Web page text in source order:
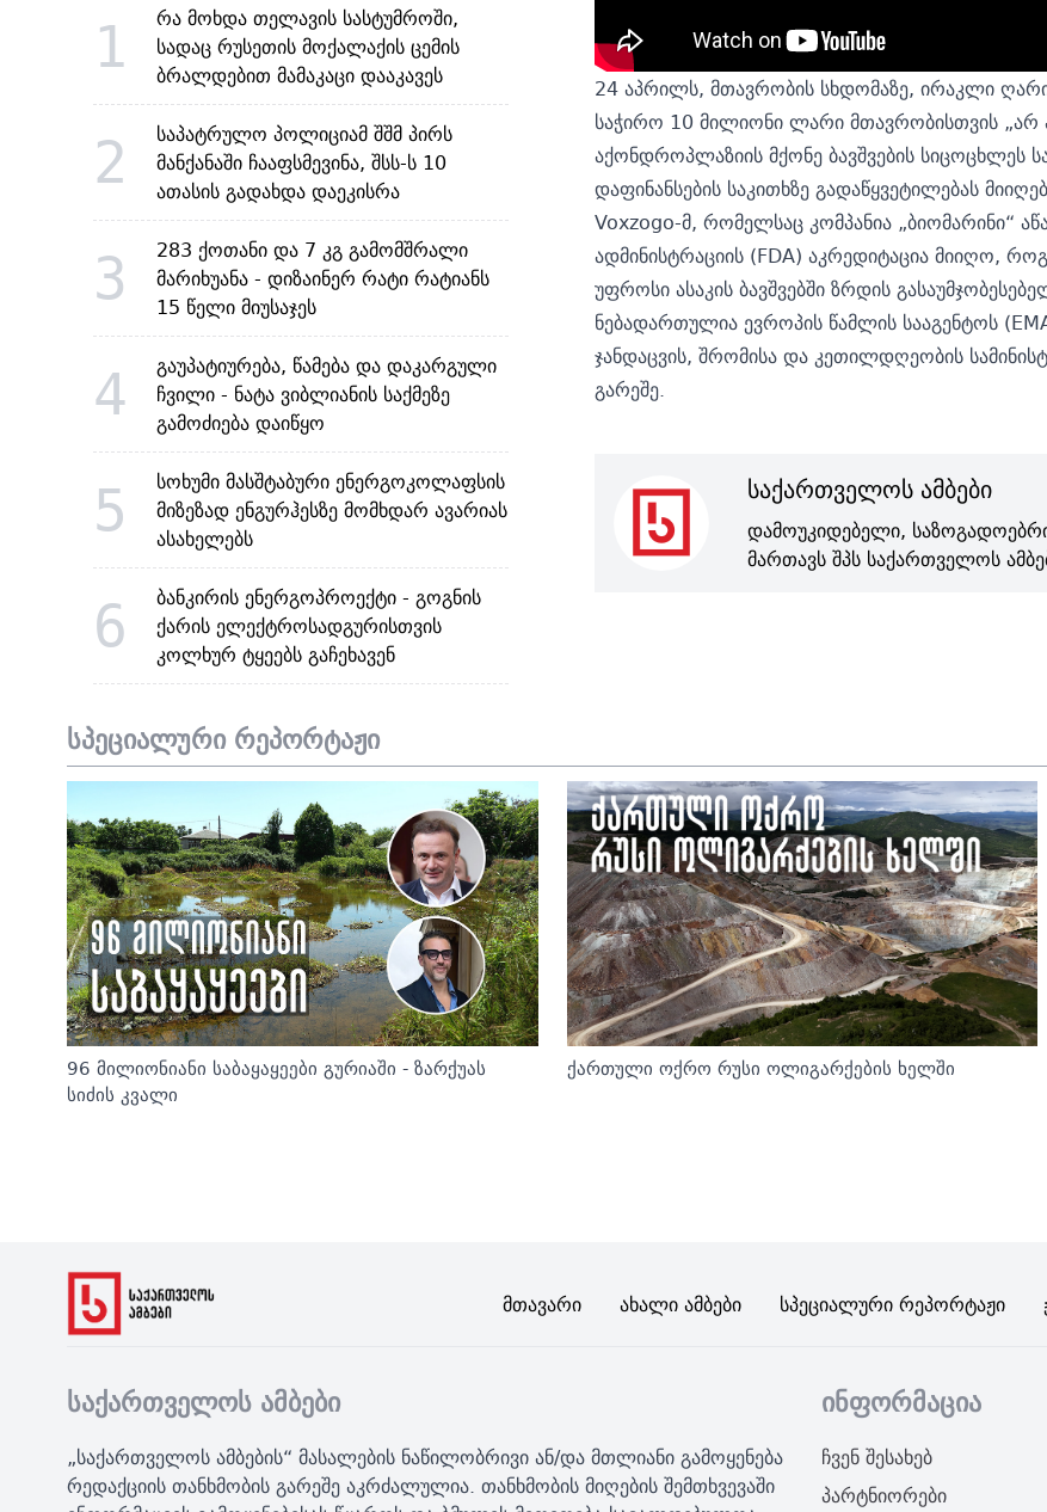
1
რა მოხდა თელავის სასტუმროში,
სადაც რუსეთის მოქალაქის ცემის
ბრალდებით მამაკაცი დააკავეს
2
საპატრულო პოლიციამ შშმ პირს
მანქანაში ჩააფსმევინა, შსს-ს 10
ათასის გადახდა დაეკისრა
3
283 ქოთანი და 7 კგ გამომშრალი
მარიხუანა - დიზაინერ რატი რატიანს
15 წელი მიუსაჯეს
4
გაუპატიურება, წამება და დაკარგული
ჩვილი - ნატა ვიბლიანის საქმეზე
გამოძიება დაიწყო
5
სოხუმი მასშტაბური ენერგოკოლაფსის
მიზეზად ენგურჰესზე მომხდარ ავარიას
ასახელებს
6
ბანკირის ენერგოპროექტი - გოგნის
ქარის ელექტროსადგურისთვის
კოლხურ ტყეებს გაჩეხავენ
24 აპრილს, მთავრობის სხდომაზე, ირაკლი
საჭირო 10 მილიონი ლარი მთავრობისთვის „არ
აქონდროპლაზიის მქონე ბავშვების
დაფინანსების საკითხზე გადაწყვეტილებას
Voxzogo-მ, რომელსაც კომპანია „ბიომარინი“
ადმინისტრაციის (FDA) აკრედიტაცია მიიღო,
უფროსი ასაკის ბავშვებში ზრდის
ნებადართულია ევროპის წამლის სააგენტოს
ჯანდაცვის, შრომისა და კეთილდღეობის
გარეშე.
საქართველოს ამბები
დამოუკიდებელი,
მართავს შპს საქართველოს
სპეციალური რეპორტაჟი
96 მილიონიანი საბაყაყეები გურიაში - ზარქუას
სიძის კვალი
ქართული ოქრო რუსი ოლიგარქების ხელში
Მთავარი Ახალი Ამბები Სპეციალური Რეპორტაჟი
საქართველოს ამბები
„საქართველოს ამბების“ მასალების ნაწილობრივი ან/და მთლიანი გამოყენება
რედაქციის თანხმობის გარეშე აკრძალულია. თანხმობის მიღების შემთხვევაში
ინფორმაცია
ჩვენ შესახებ
პარტნიორები